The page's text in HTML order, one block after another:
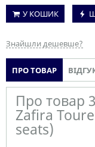
У КОШИК
Знайшли дешевше?
ПРО ТОВАР
Про товар
Zafira
seats)